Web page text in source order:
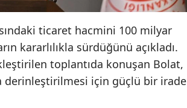
ticaret hacmini 100 milyar
kararlılıkla sürdüğünü açıkladı.
toplantıda konuşan Bolat,
derinleştirilmesi için güçlü bir irade